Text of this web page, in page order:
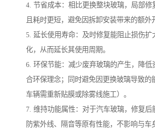
4. 节省成本：相比更换整块玻璃，局部修
且耗时更短，避免因拆卸安装带来的额外
5. 延长使用寿命：及时修复能阻止损伤扩
化，从而延长其使用周期。
6. 环保节能：减少废弃玻璃的产生，降低
合环保理念；同时避免因更换玻璃导致的
车辆需重新贴膜或除雾线施工）。
7. 维持功能属性：对于汽车玻璃，修复后
防紫外线、隔音等原有性能，不影响与车